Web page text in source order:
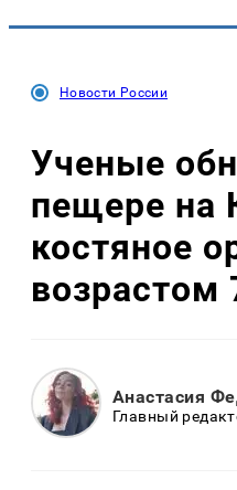
Новости России
Ученые
пещере на
костяное
возрастом
Анастасия
Главный